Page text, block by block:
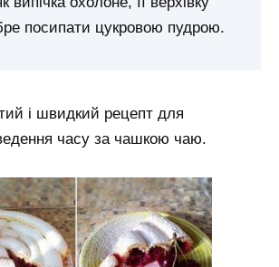
посипати цукровою пудрою.
і швидкий рецепт для
часу за чашкою чаю.